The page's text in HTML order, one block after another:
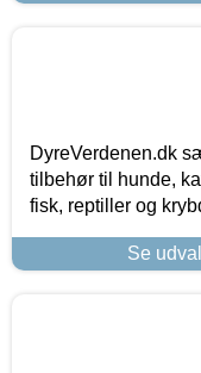
DyreVerdenen.dk
tilbehør til hunde,
fisk, reptiller og
Se